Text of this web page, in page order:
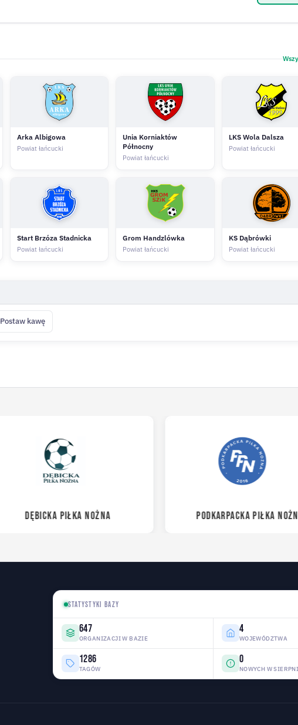
Arka Albigowa
Powiat łańcucki
Unia Korniaktów
Północny
Powiat łańcucki
LKS Wola Dalsza
Powiat łańcucki
Start Brzóza Stadnicka
Powiat łańcucki
Grom Handzlówka
Powiat łańcucki
KS Dąbrówki
Powiat łańcucki
Postaw kawę
DĘBICKA PIŁKA NOŻNA PODKARPACKA PIŁKA
STATYSTYKI BAZY
647
ORGANIZACJI W BAZIE
4
WOJEWÓDZTWA
1286
TAGÓW
0
NOWYCH W